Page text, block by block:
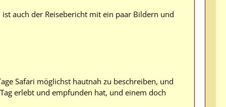
auch der Reisebericht mit ein paar Bildern und
Safari möglichst hautnah zu beschreiben, und
erlebt und empfunden hat, und einem doch